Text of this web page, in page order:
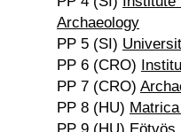
Archaeology
PP 5 (SI)
PP 6 (CRO)
PP 7 (CRO)
PP 8 (HU)